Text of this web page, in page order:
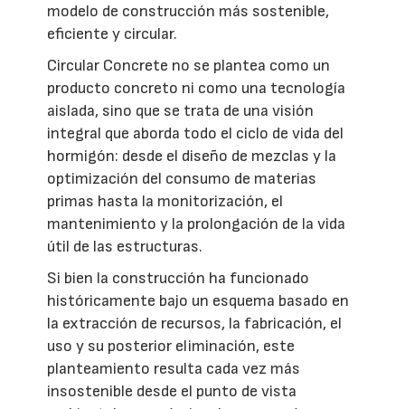
modelo de construcción más sostenible,
eficiente y circular.
Circular Concrete no se plantea como un
producto concreto ni como una tecnología
aislada, sino que se trata de una visión
integral que aborda todo el ciclo de vida del
hormigón: desde el diseño de mezclas y la
optimización del consumo de materias
primas hasta la monitorización, el
mantenimiento y la prolongación de la vida
útil de las estructuras.
Si bien la construcción ha funcionado
históricamente bajo un esquema basado en
la extracción de recursos, la fabricación, el
uso y su posterior eliminación, este
planteamiento resulta cada vez más
insostenible desde el punto de vista